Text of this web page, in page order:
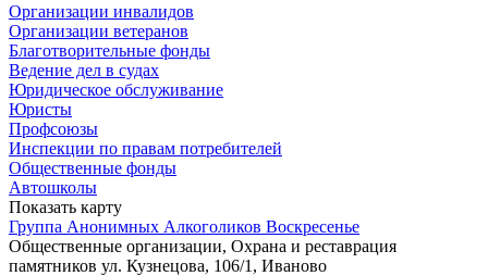
Организации инвалидов
Организации ветеранов
Благотворительные фонды
Ведение дел в судах
Юридическое обслуживание
Юристы
Профсоюзы
Инспекции по правам потребителей
Общественные фонды
Автошколы
Показать карту
Группа Анонимных Алкоголиков Воскресенье
Общественные организации, Охрана и реставрация
памятников ул. Кузнецова, 106/1, Иваново